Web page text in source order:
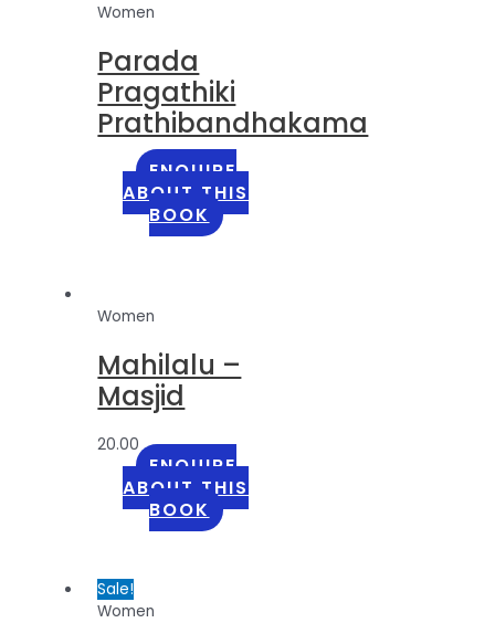
Women
Parada
Pragathiki
Prathibandhakama
ENQUIRE
ABOUT THIS
BOOK
Women
Mahilalu –
Masjid
20.00
ENQUIRE
ABOUT THIS
BOOK
Sale!
Women